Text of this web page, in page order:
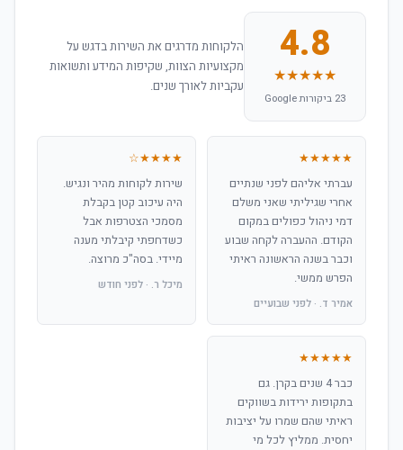
4.8
★★★★★
23 ביקורות Google
הלקוחות מדרגים את השירות בדגש על
מקצועיות הצוות, שקיפות המידע ותשואות
עקביות לאורך שנים.
★★★★★
עברתי אליהם לפני שנתיים
אחרי שגיליתי שאני משלם
דמי ניהול כפולים במקום
הקודם. ההעברה לקחה שבוע
וכבר בשנה הראשונה ראיתי
הפרש ממשי.
אמיר ד. · לפני שבועיים
★★★★☆
שירות לקוחות מהיר ונגיש.
היה עיכוב קטן בקבלת
מסמכי הצטרפות אבל
כשדחפתי קיבלתי מענה
מיידי. בסה"כ מרוצה.
מיכל ר. · לפני חודש
★★★★★
כבר 4 שנים בקרן. גם
בתקופות ירידות בשווקים
ראיתי שהם שמרו על יציבות
יחסית. ממליץ לכל מי